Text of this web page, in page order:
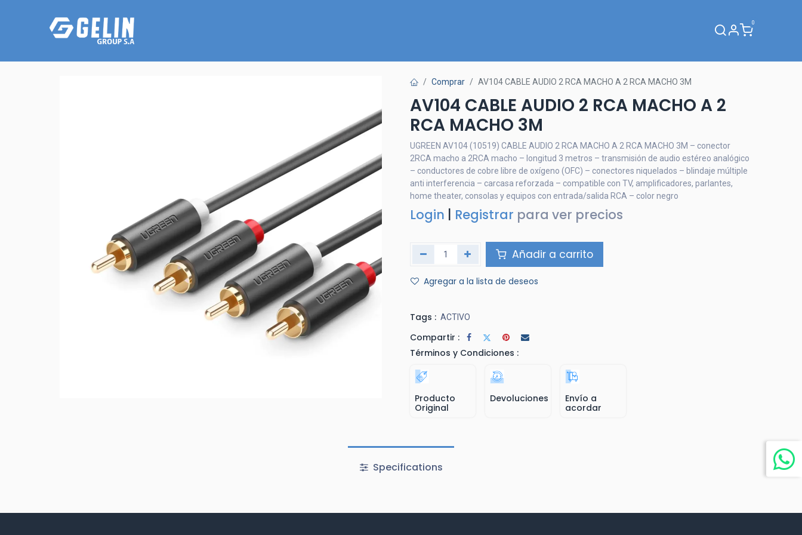
0
Comprar AV104 CABLE AUDIO 2 RCA MACHO A 2 RCA MACHO 3M
AV104 CABLE AUDIO 2 RCA MACHO A 2
RCA MACHO 3M
UGREEN AV104 (10519) CABLE AUDIO 2 RCA MACHO A 2 RCA MACHO 3M – conector
2RCA macho a 2RCA macho – longitud 3 metros – transmisión de audio estéreo analógico
– conductores de cobre libre de oxígeno (OFC) – conectores niquelados – blindaje múltiple
anti interferencia – carcasa reforzada – compatible con TV, amplificadores, parlantes,
home theater, consolas y equipos con entrada/salida RCA – color negro
Login Registrar para ver precios
Añadir a carrito
Agregar a la lista de deseos
Tags : ACTIVO
Compartir :
Términos y Condiciones :
Producto
Original
Devoluciones
Envío a
acordar
Specifications